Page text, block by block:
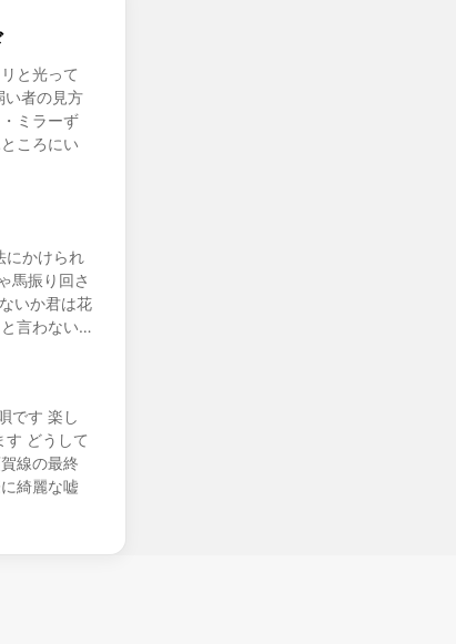
と光って
い者の見方
ミラーず
ころにい
にかけられ
馬振り回さ
いか君は花
言わない…
です 楽し
どうして
線の最終
綺麗な嘘